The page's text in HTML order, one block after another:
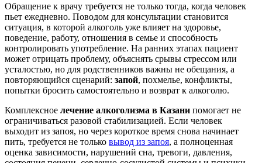
Обращение к врачу требуется не только тогда, когда человек
пьет ежедневно. Поводом для консультации становится
ситуация, в которой алкоголь уже влияет на здоровье,
поведение, работу, отношения в семье и способность
контролировать употребление. На ранних этапах пациент
может отрицать проблему, объяснять срывы стрессом или
усталостью, но для родственников важны не обещания, а
повторяющийся сценарий: запой, похмелье, конфликты,
попытки бросить самостоятельно и возврат к алкоголю.
Комплексное лечение алкоголизма в Казани помогает не
ограничиваться разовой стабилизацией. Если человек
выходит из запоя, но через короткое время снова начинает
пить, требуется не только вывод из запоя, а полноценная
оценка зависимости, нарушений сна, тревоги, давления,